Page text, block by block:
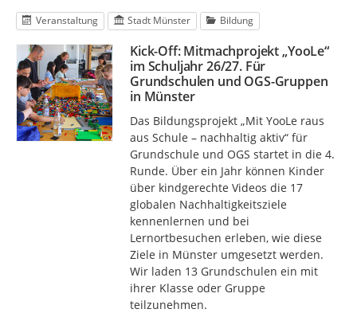
Veranstaltung Stadt Münster Bildung
Kick-Off: Mitmachprojekt „YooLe“
im Schuljahr 26/27. Für
Grundschulen und OGS-Gruppen
in Münster
Das Bildungsprojekt „Mit YooLe raus
aus Schule – nachhaltig aktiv“ für
Grundschule und OGS startet in die 4.
Runde. Über ein Jahr können Kinder
über kindgerechte Videos die 17
globalen Nachhaltigkeitsziele
kennenlernen und bei
Lernortbesuchen erleben, wie diese
Ziele in Münster umgesetzt werden.
Wir laden 13 Grundschulen ein mit
ihrer Klasse oder Gruppe
teilzunehmen.